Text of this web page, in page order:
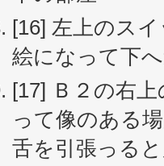
[16] 左上のス
絵になって下
[17] Ｂ２の右
って像のある
舌を引張っる